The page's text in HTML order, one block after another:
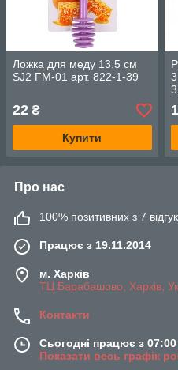
Ложка для меду 13.5 см
SJ2 FM-01 арт. 822-1-39
22 ₴
Купити
Про нас
100% позитивних з 7
Працює з 19.11.2014
м. Харків
ТЦ Барабашово, Харків,
Контакти
Сьогодні працює з
Показати весь графік